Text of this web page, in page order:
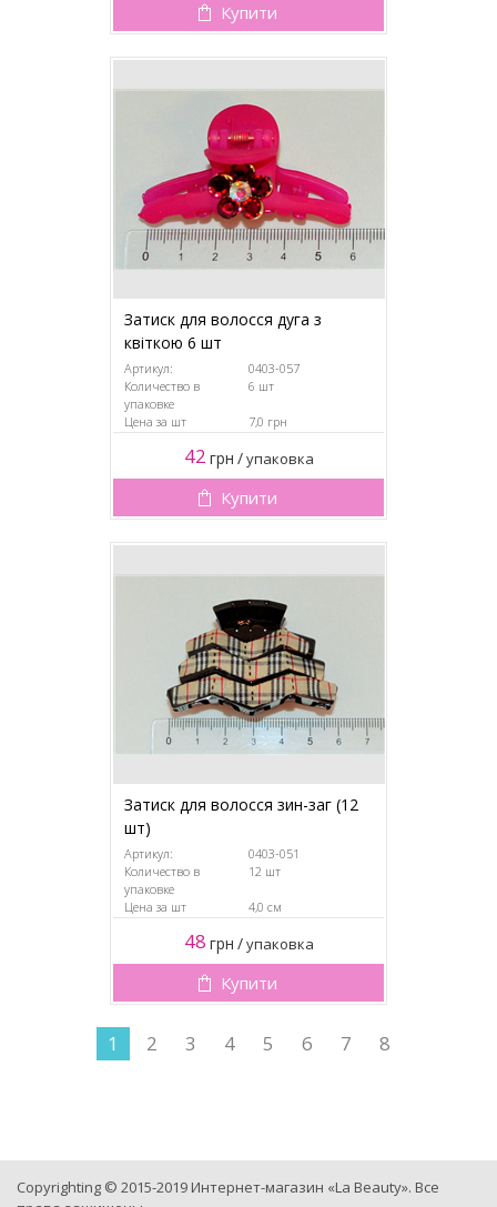
Купити
Затиск для волосся дуга з
квіткою 6 шт
Артикул:
0403-057
Количество в
упаковке
6 шт
Цена за шт 7,0 грн
42 грн /упаковка
Купити
Затиск для волосся зин-заг (12
шт)
Артикул:
0403-051
Количество в
упаковке
12 шт
Цена за шт 4,0 см
48 грн /упаковка
Купити
1 2 3 4 5 6 7 8
Copyrighting © 2015-2019 Интернет-магазин «La Beauty». Все